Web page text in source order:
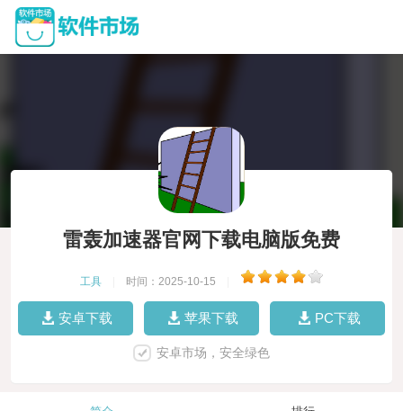
雷轰加速器官网下载电脑版免费
工具 时间：2025-10-15
安卓下载 苹果下载 PC下载
安卓市场，安全绿色